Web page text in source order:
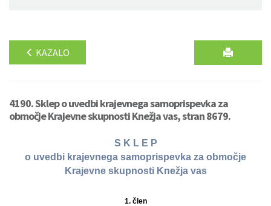
KAZALO
4190. Sklep o uvedbi krajevnega samoprispevka za
območje Krajevne skupnosti Knežja vas, stran 8679.
S K L E P
o uvedbi krajevnega samoprispevka za območje
Krajevne skupnosti Knežja vas
1. člen